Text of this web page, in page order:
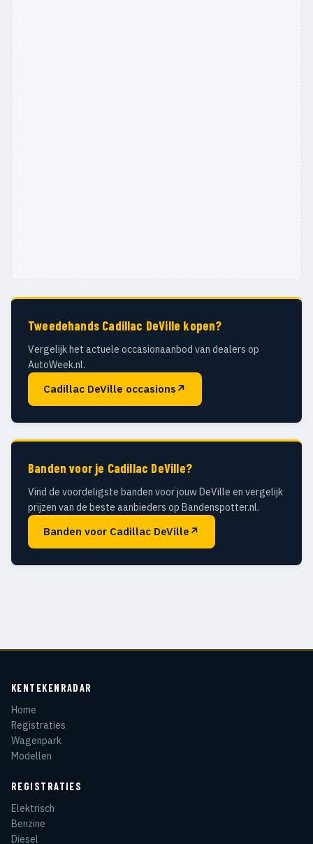
Tweedehands Cadillac DeVille kopen?
Vergelijk het actuele occasionaanbod van dealers op
AutoWeek.nl.
Cadillac DeVille occasions ↗
Banden voor je Cadillac DeVille?
Vind de voordeligste banden voor jouw DeVille en vergelijk
prijzen van de beste aanbieders op Bandenspotter.nl.
Banden voor Cadillac DeVille ↗
KENTEKENRADAR
Home
Registraties
Wagenpark
Modellen
REGISTRATIES
Elektrisch
Benzine
Diesel